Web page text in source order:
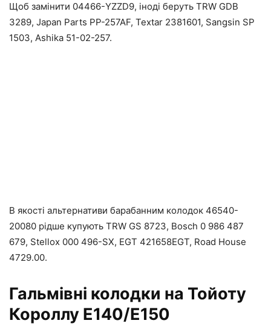
Щоб замінити 04466-YZZD9, іноді беруть TRW GDB
3289, Japan Parts PP-257AF, Textar 2381601, Sangsin SP
1503, Ashika 51-02-257.
В якості альтернативи барабанним колодок 46540-
20080 рідше купують TRW GS 8723, Bosch 0 986 487
679, Stellox 000 496-SX, EGT 421658EGT, Road House
4729.00.
Гальмівні колодки на Тойоту
Короллу E140/E150